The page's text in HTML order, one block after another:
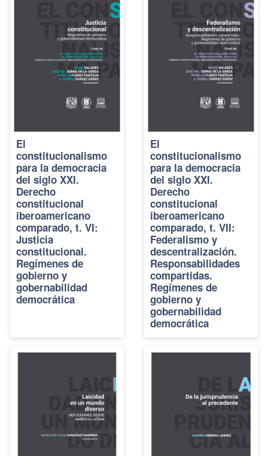
El
constitucionalismo
para la democracia
del siglo XXI.
Derecho
constitucional
iberoamericano
comparado, t. VI:
Justicia
constitucional.
Regímenes de
gobierno y
gobernabilidad
democrática
El
constitucionalismo
para la democracia
del siglo XXI.
Derecho
constitucional
iberoamericano
comparado, t. VII:
Federalismo y
descentralización.
Responsabilidades
compartidas.
Regímenes de
gobierno y
gobernabilidad
democrática